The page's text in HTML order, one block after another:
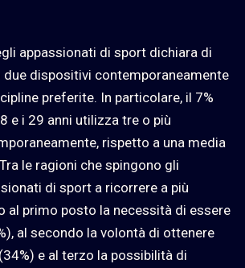
appassionati di sport dichiara di
dispositivi contemporaneamente
preferite. In particolare, il 7%
e i 29 anni utilizza tre o più
rispetto a una media
le ragioni che spingono gli
di sport a ricorrere a più
al primo posto la necessità di essere
al secondo la volontà di ottenere
e al terzo la possibilità di